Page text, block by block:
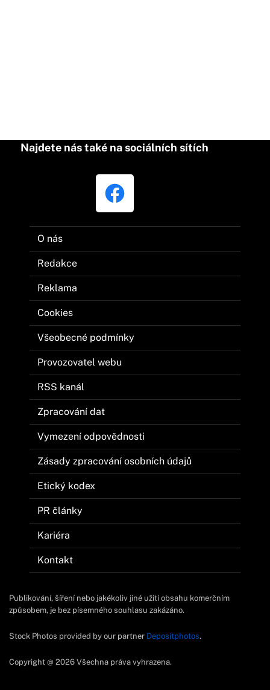
Najdete nás také na sociálních sítích
O nás
Redakce
Reklama
Cookies
Všeobecné podmínky
Provozovatel webu
RSS kanál
Zpracování dat
Vymezení odpovědnosti
Zásady zpracování osobních údajů
Etický kodex
PR články
Kariéra
Kontakt
Publikování, šíření nebo jakékoliv jiné užití obsahu komerčním
způsobem, je bez písemného souhlasu zakázáno.
Stock Photos provided by our partner Depositphotos.
Copyright @ 2026 Všechna práva vyhrazena.